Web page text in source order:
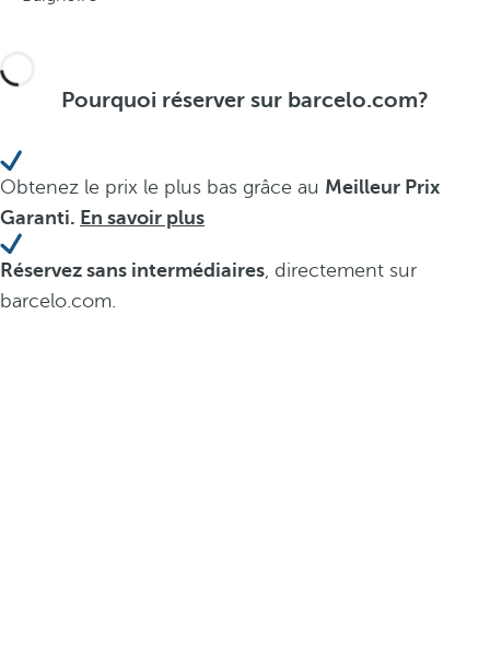
Pourquoi réserver sur barcelo.com?
Obtenez le prix le plus bas grâce au Meilleur Prix
Garanti. En savoir plus
Réservez sans intermédiaires, directement sur
barcelo.com.